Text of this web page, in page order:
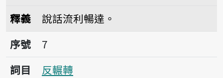
釋義
說話流利暢達。
序號7反輾轉
序號
7
詞目
反輾轉